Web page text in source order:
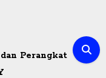
Perangkat